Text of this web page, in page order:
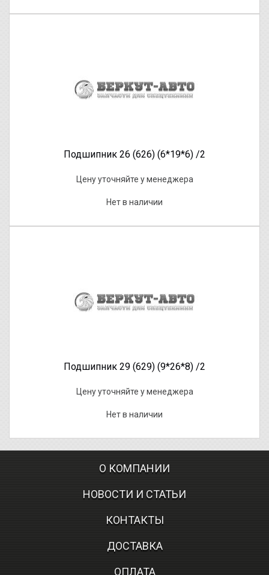
Подшипник 26 (626) (6*19*6) /2
Цену уточняйте у менеджера
Нет в наличии
Подшипник 29 (629) (9*26*8) /2
Цену уточняйте у менеджера
Нет в наличии
О КОМПАНИИ
НОВОСТИ И СТАТЬИ
КОНТАКТЫ
ДОСТАВКА
ОПЛАТА